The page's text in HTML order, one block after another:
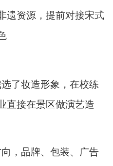
遗资源，提前对接宋式
了妆造形象，在校练
直接在景区做演艺造
，品牌、包装、广告